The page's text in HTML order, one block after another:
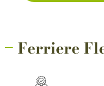
Ferriere